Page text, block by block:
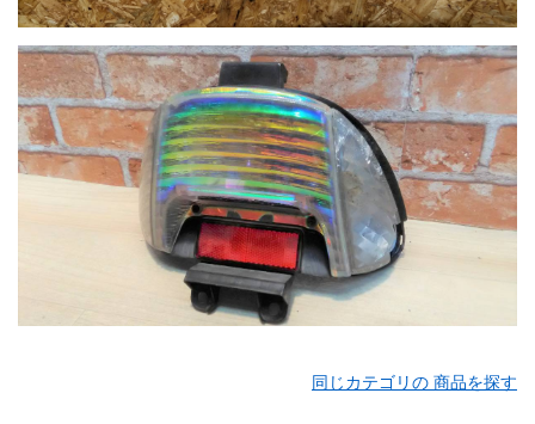
同じカテゴリの 商品を探す